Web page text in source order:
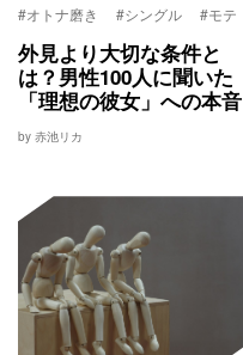
#オトナ磨き #シングル #モテ
外見より大切な条件と
は？男性100人に聞いた
「理想の彼女」への本音
by 赤池リカ